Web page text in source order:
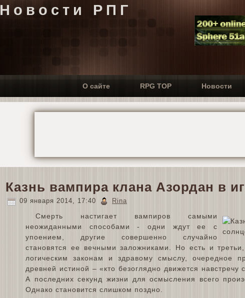
Новости РПГ
О сайте RPG TOP Новости
Казнь вампира клана Азордан в
09 января 2014, 17:40 Rina
Смерть настигает вампиров самыми
неожиданными способами - одни ждут ее с
упоением, другие совершенно случайно
становятся ее вечными заложниками. Но есть и
логическим законам и здравому смыслу, очередное
древней истиной – «кто безоглядно движется навстречу
А последних секунд жизни для осмысления всего
Однако становится слишком поздно.